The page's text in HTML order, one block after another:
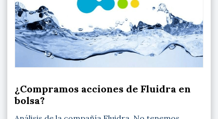
¿Compramos acciones de Fluidra en
bolsa?